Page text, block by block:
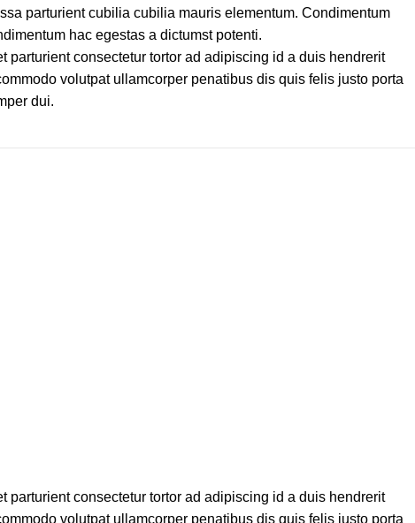
parturient cubilia cubilia mauris elementum. Condimentum
hac egestas a dictumst potenti.
parturient consectetur tortor ad adipiscing id a duis hendrerit
volutpat ullamcorper penatibus dis quis felis justo porta
dui.
parturient consectetur tortor ad adipiscing id a duis hendrerit
volutpat ullamcorper penatibus dis quis felis justo porta